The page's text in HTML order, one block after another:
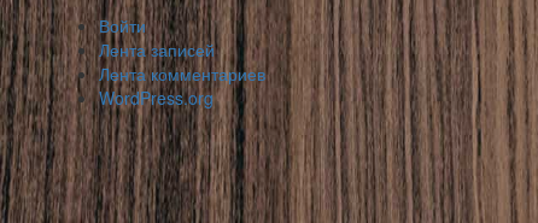
Войти
Лента записей
Лента комментариев
WordPress.org